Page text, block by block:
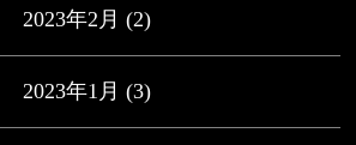
2023年2月 (2)
2023年1月 (3)